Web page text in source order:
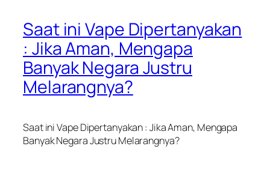
Saat ini Vape Dipertanyakan
: Jika Aman, Mengapa
Banyak Negara Justru
Melarangnya?
Saat ini Vape Dipertanyakan : Jika Aman, Mengapa
Banyak Negara Justru Melarangnya?